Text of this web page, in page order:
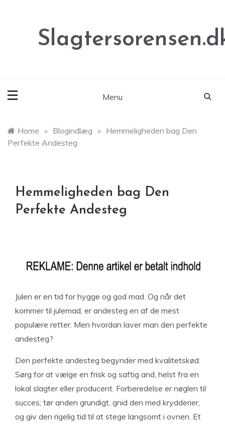
Menu
Home » Blogindlæg » Hemmeligheden bag Den
Perfekte Andesteg
Hemmeligheden bag Den
Perfekte Andesteg
Julen er en tid for hygge og god mad. Og når det
kommer til julemad, er andesteg en af de mest
populære retter. Men hvordan laver man den perfekte
andesteg?
Den perfekte andesteg begynder med kvalitetskød.
Sørg for at vælge en frisk og saftig and, helst fra en
lokal slagter eller producent. Forberedelse er nøglen til
succes; tør anden grundigt, gnid den med krydderier,
og giv den rigelig tid til at stege langsomt i ovnen. Et